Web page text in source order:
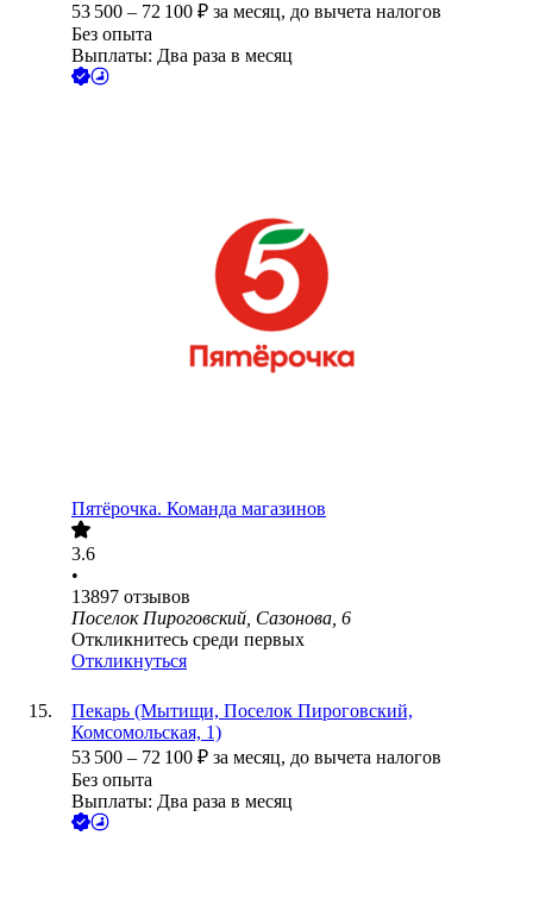
53 500 – 72 100 ₽ за месяц, до вычета налогов
Без опыта
Выплаты: Два раза в месяц
Пятёрочка. Команда магазинов
3.6
•
13897 отзывов
Поселок Пироговский, Сазонова, 6
Откликнитесь среди первых
Откликнуться
Пекарь (Мытищи, Поселок Пироговский,
Комсомольская, 1)
53 500 – 72 100 ₽ за месяц, до вычета налогов
Без опыта
Выплаты: Два раза в месяц